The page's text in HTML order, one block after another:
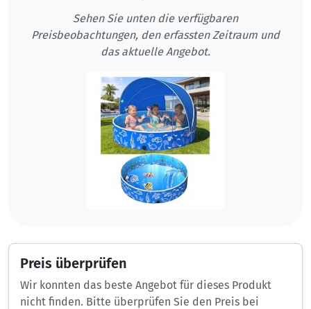
Sehen Sie unten die verfügbaren
Preisbeobachtungen, den erfassten Zeitraum und
das aktuelle Angebot.
Preis überprüfen
Wir konnten das beste Angebot für dieses Produkt
nicht finden. Bitte überprüfen Sie den Preis bei